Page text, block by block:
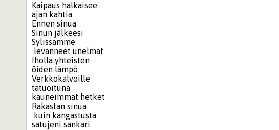
Kaipaus halkaisee
ajan kahtia
Ennen sinua
Sinun jälkeesi
Sylissämme
levänneet unelmat
Iholla yhteisten
öiden lämpö
Verkkokalvoille
tatuoituna
kauneimmat hetket
Rakastan sinua
kuin kangastusta
satujeni sankari